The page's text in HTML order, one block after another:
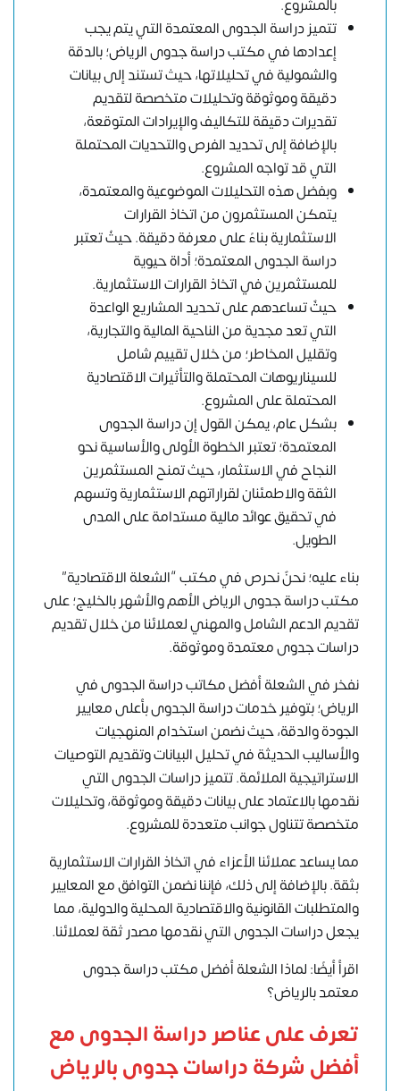
بالمشروع.
تتميز دراسة الجدوى المعتمدة التي يتم يجب
إعدادها في مكتب دراسة جدوى الرياض؛ بالدقة
والشمولية في تحليلاتها، حيث تستند إلى بيانات
دقيقة وموثوقة وتحليلات متخصصة لتقديم
تقديرات دقيقة للتكاليف والإيرادات المتوقعة،
بالإضافة إلى تحديد الفرص والتحديات المحتملة
التي قد تواجه المشروع.
وبفضل هذه التحليلات الموضوعية والمعتمدة،
يتمكن المستثمرون من اتخاذ القرارات
الاستثمارية بناءً على معرفة دقيقة. حيثُ تعتبر
دراسة الجدوى المعتمدة؛ أداة حيوية
للمستثمرين في اتخاذ القرارات الاستثمارية.
حيثٌ تساعدهم على تحديد المشاريع الواعدة
التي تعد مجدية من الناحية المالية والتجارية،
وتقليل المخاطر؛ من خلال تقييم شامل
للسيناريوهات المحتملة والتأثيرات الاقتصادية
المحتملة على المشروع.
بشكل عام، يمكن القول إن دراسة الجدوى
المعتمدة؛ تعتبر الخطوة الأولى والأساسية نحو
النجاح في الاستثمار، حيث تمنح المستثمرين
الثقة والاطمئنان لقراراتهم الاستثمارية وتسهم
في تحقيق عوائد مالية مستدامة على المدى
الطويل.
بناء عليه؛ نحنٌ نحرص في مكتب “الشعلة الاقتصادية”
مكتب دراسة جدوى الرياض الأهم والأشهر بالخليج؛ على
تقديم الدعم الشامل والمهني لعملائنا من خلال تقديم
دراسات جدوى معتمدة وموثوقة.
نفخر في الشعلة أفضل مكاتب دراسة الجدوى في
الرياض؛ بتوفير خدمات دراسة الجدوى بأعلى معايير
الجودة والدقة، حيث نضمن استخدام المنهجيات
والأساليب الحديثة في تحليل البيانات وتقديم التوصيات
الاستراتيجية الملائمة. تتميز دراسات الجدوى التي
نقدمها بالاعتماد على بيانات دقيقة وموثوقة، وتحليلات
متخصصة تتناول جوانب متعددة للمشروع.
مما يساعد عملائنا الأعزاء في اتخاذ القرارات الاستثمارية
بثقة. بالإضافة إلى ذلك، فإننا نضمن التوافق مع المعايير
والمتطلبات القانونية والاقتصادية المحلية والدولية، مما
يجعل دراسات الجدوى التي نقدمها مصدر ثقة لعملائنا.
اقرأ أيضًا: لماذا الشعلة أفضل مكتب دراسة جدوى
معتمد بالرياض؟
تعرف على عناصر دراسة الجدوى مع
أفضل شركة دراسات جدوى بالرياض